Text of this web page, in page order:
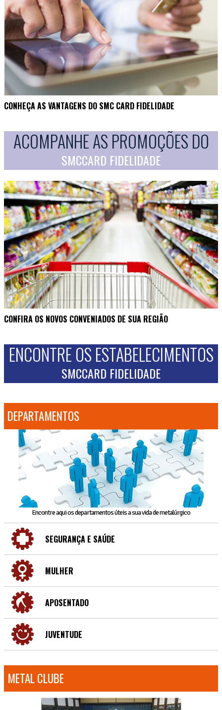
CONHEÇA AS VANTAGENS DO SMC CARD FIDELIDADE
ACOMPANHE AS PROMOÇÕES DO
SMCCARD FIDELIDADE
CONFIRA OS NOVOS CONVENIADOS DE SUA REGIÃO
ENCONTRE OS ESTABELECIMENTOS
SMCCARD FIDELIDADE
DEPARTAMENTOS
Encontre aqui os departamentos úteis a sua vida de metalúrgico
SEGURANÇA E SAÚDE
MULHER
APOSENTADO
JUVENTUDE
METAL CLUBE